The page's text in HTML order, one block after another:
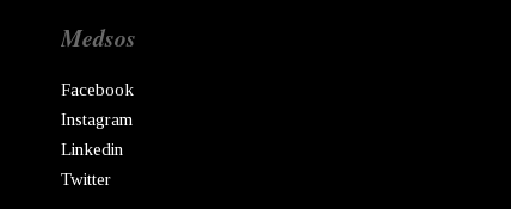
Medsos
Facebook
Instagram
Linkedin
Twitter